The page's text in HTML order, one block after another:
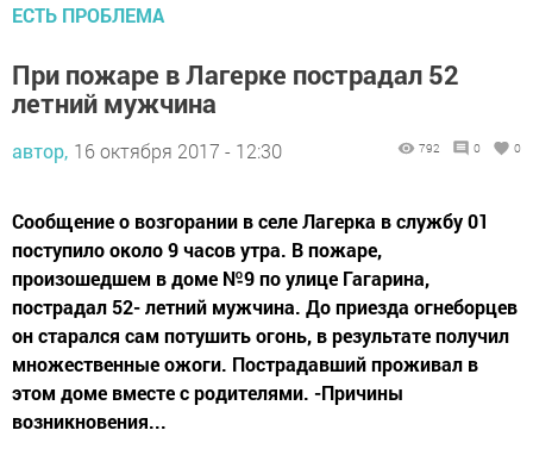
ЕСТЬ ПРОБЛЕМА
При пожаре в Лагерке пострадал 52
летний мужчина
автор, 16 октября 2017 - 12:30 792 0 0
Сообщение о возгорании в селе Лагерка в службу 01
поступило около 9 часов утра. В пожаре,
произошедшем в доме №9 по улице Гагарина,
пострадал 52- летний мужчина. До приезда огнеборцев
он старался сам потушить огонь, в результате получил
множественные ожоги. Пострадавший проживал в
этом доме вместе с родителями. -Причины
возникновения...